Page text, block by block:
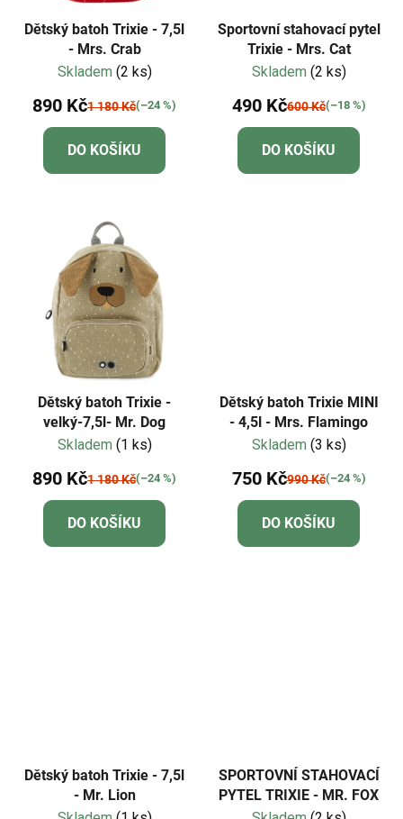
Dětský batoh Trixie - 7,5l
- Mrs. Crab
Skladem (2 ks)
890 Kč1 180 Kč(–24 %)
DO KOŠÍKU
Sportovní stahovací pytel
Trixie - Mrs. Cat
Skladem (2 ks)
490 Kč600 Kč(–18 %)
DO KOŠÍKU
Dětský batoh Trixie -
velký-7,5l- Mr. Dog
Skladem (1 ks)
890 Kč1 180 Kč(–24 %)
DO KOŠÍKU
Dětský batoh Trixie MINI
- 4,5l - Mrs. Flamingo
Skladem (3 ks)
750 Kč990 Kč(–24 %)
DO KOŠÍKU
Dětský batoh Trixie - 7,5l
- Mr. Lion
SPORTOVNÍ STAHOVACÍ
PYTEL TRIXIE - MR. FOX